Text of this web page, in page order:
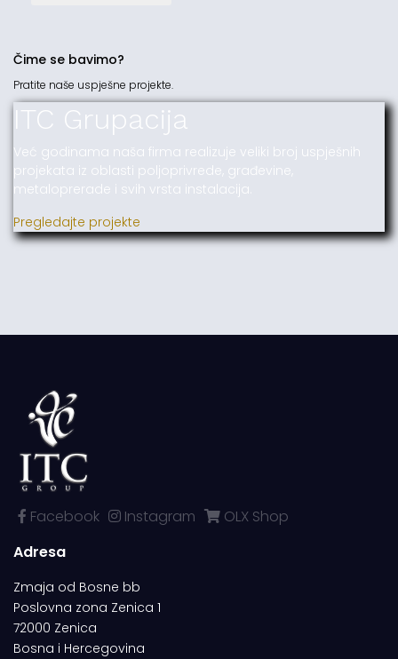
Čime se bavimo?
Pratite naše uspješne projekte.
ITC Grupacija
Već godinama naša firma realizuje veliki broj uspješnih
projekata iz oblasti poljoprivrede, građevine,
metaloprerade i svih vrsta instalacija.
Pregledajte projekte
Facebook Instagram
OLX Shop
Adresa
Zmaja od Bosne bb
Poslovna zona Zenica 1
72000 Zenica
Bosna i Hercegovina